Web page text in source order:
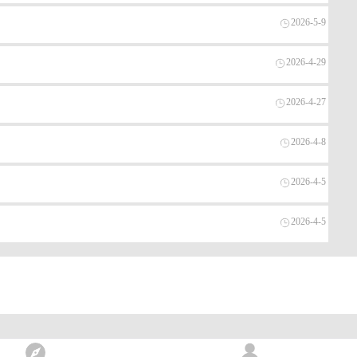
2026-5-9
2026-4-29
2026-4-27
2026-4-8
2026-4-5
2026-4-5